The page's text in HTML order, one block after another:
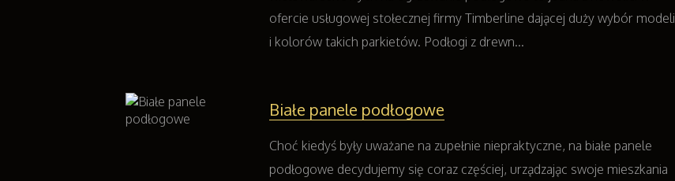
ofercie usługowej stołecznej firmy Timberline dającej duży wybór modeli
i kolorów takich parkietów. Podłogi z drewn...
Białe panele podłogowe
Choć kiedyś były uważane na zupełnie niepraktyczne, na białe panele
podłogowe decydujemy się coraz częściej, urządzając swoje mieszkania